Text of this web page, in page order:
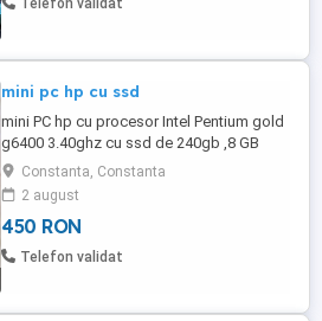
Telefon validat
mini pc hp cu ssd
mini PC hp cu procesor Intel Pentium gold
g6400 3.40ghz cu ssd de 240gb ,8 GB
RAM și 128mb placa video
Constanta, Constanta
2 august
450 RON
Telefon validat